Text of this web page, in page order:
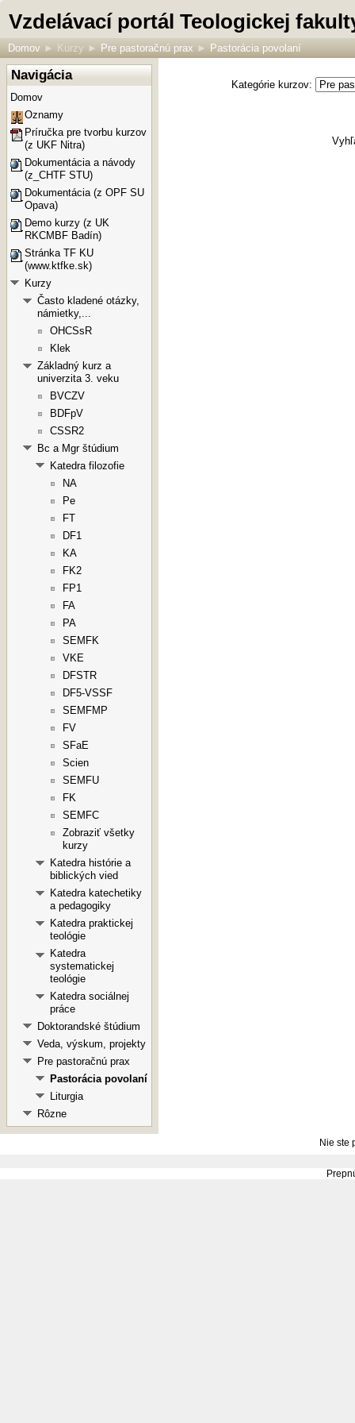
Vzdelávací portál Teologickej
Domov ► Kurzy ► Pre pastoračnú prax ► Pastorácia povolaní
Kategórie kurzov:
Navigácia
Domov
Oznamy
Príručka pre tvorbu kurzov
(z UKF Nitra)
Dokumentácia a návody
(z_CHTF STU)
Dokumentácia (z OPF SU
Opava)
Demo kurzy (z UK
RKCMBF Badín)
Stránka TF KU
(www.ktfke.sk)
Kurzy
Často kladené otázky,
námietky,...
OHCSsR
Klek
Základný kurz a
univerzita 3. veku
BVCZV
BDFpV
CSSR2
Bc a Mgr štúdium
Katedra filozofie
NA
Pe
FT
DF1
KA
FK2
FP1
FA
PA
SEMFK
VKE
DFSTR
DF5-VSSF
SEMFMP
FV
SFaE
Scien
SEMFU
FK
SEMFC
Zobraziť všetky
kurzy
Katedra histórie a
biblických vied
Katedra katechetiky
a pedagogiky
Katedra praktickej
teológie
Katedra
systematickej
teológie
Katedra sociálnej
práce
Doktorandské štúdium
Veda, výskum, projekty
Pre pastoračnú prax
Pastorácia povolaní
Liturgia
Rôzne
Nie ste